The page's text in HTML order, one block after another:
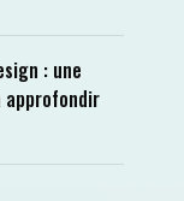
: une
approfondir